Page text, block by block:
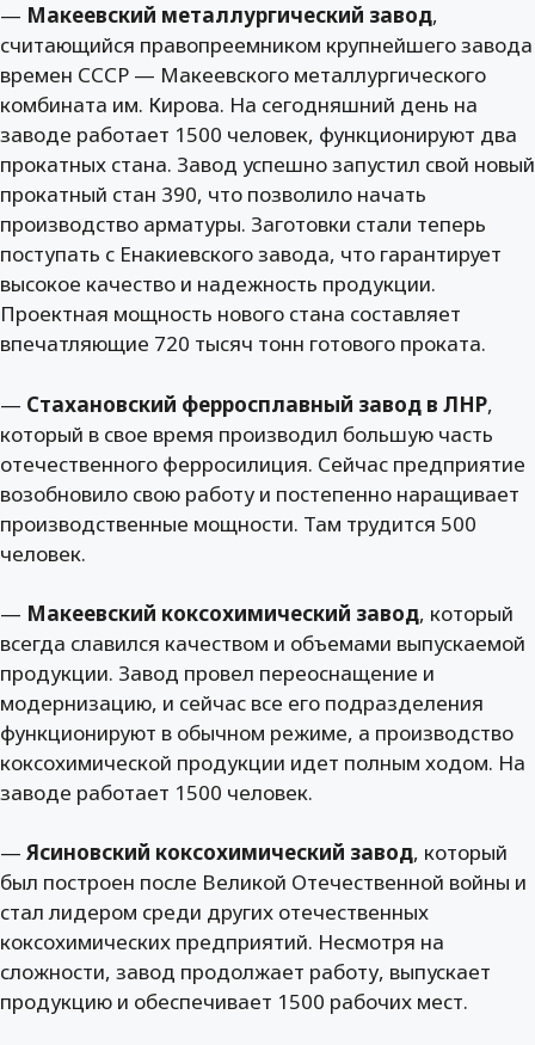
— Макеевский металлургический завод,
считающийся правопреемником крупнейшего завода
времен СССР — Макеевского металлургического
комбината им. Кирова. На сегодняшний день на
заводе работает 1500 человек, функционируют два
прокатных стана. Завод успешно запустил свой новый
прокатный стан 390, что позволило начать
производство арматуры. Заготовки стали теперь
поступать с Енакиевского завода, что гарантирует
высокое качество и надежность продукции.
Проектная мощность нового стана составляет
впечатляющие 720 тысяч тонн готового проката.
— Стахановский ферросплавный завод в ЛНР,
который в свое время производил большую часть
отечественного ферросилиция. Сейчас предприятие
возобновило свою работу и постепенно наращивает
производственные мощности. Там трудится 500
человек.
— Макеевский коксохимический завод, который
всегда славился качеством и объемами выпускаемой
продукции. Завод провел переоснащение и
модернизацию, и сейчас все его подразделения
функционируют в обычном режиме, а производство
коксохимической продукции идет полным ходом. На
заводе работает 1500 человек.
— Ясиновский коксохимический завод, который
был построен после Великой Отечественной войны и
стал лидером среди других отечественных
коксохимических предприятий. Несмотря на
сложности, завод продолжает работу, выпускает
продукцию и обеспечивает 1500 рабочих мест.